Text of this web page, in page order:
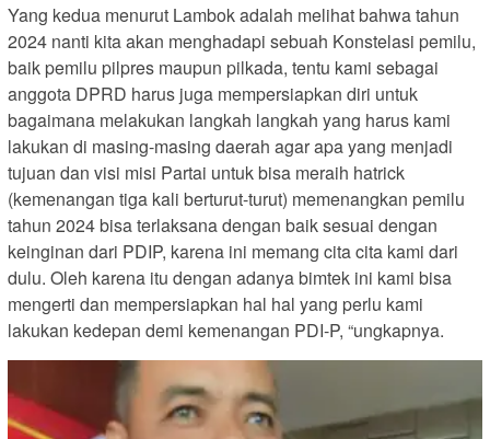
Yang kedua menurut Lambok adalah melihat bahwa tahun
2024 nanti kita akan menghadapi sebuah Konstelasi pemilu,
baik pemilu pilpres maupun pilkada, tentu kami sebagai
anggota DPRD harus juga mempersiapkan diri untuk
bagaimana melakukan langkah langkah yang harus kami
lakukan di masing-masing daerah agar apa yang menjadi
tujuan dan visi misi Partai untuk bisa meraih hatrick
(kemenangan tiga kali berturut-turut) memenangkan pemilu
tahun 2024 bisa terlaksana dengan baik sesuai dengan
keinginan dari PDIP, karena ini memang cita cita kami dari
dulu. Oleh karena itu dengan adanya bimtek ini kami bisa
mengerti dan mempersiapkan hal hal yang perlu kami
lakukan kedepan demi kemenangan PDI-P, “ungkapnya.